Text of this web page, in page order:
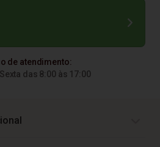
de atendimento:
das 8:00 às 17:00